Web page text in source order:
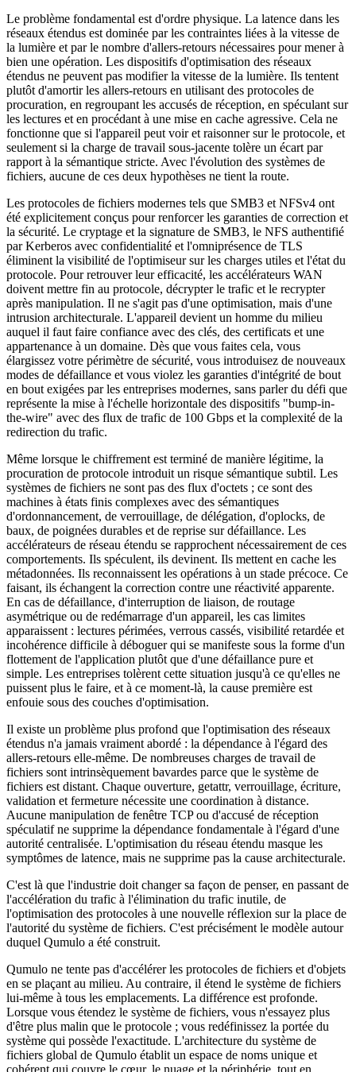
Le problème fondamental est d'ordre physique. La latence dans les
réseaux étendus est dominée par les contraintes liées à la vitesse de
la lumière et par le nombre d'allers-retours nécessaires pour mener à
bien une opération. Les dispositifs d'optimisation des réseaux
étendus ne peuvent pas modifier la vitesse de la lumière. Ils tentent
plutôt d'amortir les allers-retours en utilisant des protocoles de
procuration, en regroupant les accusés de réception, en spéculant sur
les lectures et en procédant à une mise en cache agressive. Cela ne
fonctionne que si l'appareil peut voir et raisonner sur le protocole, et
seulement si la charge de travail sous-jacente tolère un écart par
rapport à la sémantique stricte. Avec l'évolution des systèmes de
fichiers, aucune de ces deux hypothèses ne tient la route.
Les protocoles de fichiers modernes tels que SMB3 et NFSv4 ont
été explicitement conçus pour renforcer les garanties de correction et
la sécurité. Le cryptage et la signature de SMB3, le NFS authentifié
par Kerberos avec confidentialité et l'omniprésence de TLS
éliminent la visibilité de l'optimiseur sur les charges utiles et l'état du
protocole. Pour retrouver leur efficacité, les accélérateurs WAN
doivent mettre fin au protocole, décrypter le trafic et le recrypter
après manipulation. Il ne s'agit pas d'une optimisation, mais d'une
intrusion architecturale. L'appareil devient un homme du milieu
auquel il faut faire confiance avec des clés, des certificats et une
appartenance à un domaine. Dès que vous faites cela, vous
élargissez votre périmètre de sécurité, vous introduisez de nouveaux
modes de défaillance et vous violez les garanties d'intégrité de bout
en bout exigées par les entreprises modernes, sans parler du défi que
représente la mise à l'échelle horizontale des dispositifs "bump-in-
the-wire" avec des flux de trafic de 100 Gbps et la complexité de la
redirection du trafic.
Même lorsque le chiffrement est terminé de manière légitime, la
procuration de protocole introduit un risque sémantique subtil. Les
systèmes de fichiers ne sont pas des flux d'octets ; ce sont des
machines à états finis complexes avec des sémantiques
d'ordonnancement, de verrouillage, de délégation, d'oplocks, de
baux, de poignées durables et de reprise sur défaillance. Les
accélérateurs de réseau étendu se rapprochent nécessairement de ces
comportements. Ils spéculent, ils devinent. Ils mettent en cache les
métadonnées. Ils reconnaissent les opérations à un stade précoce. Ce
faisant, ils échangent la correction contre une réactivité apparente.
En cas de défaillance, d'interruption de liaison, de routage
asymétrique ou de redémarrage d'un appareil, les cas limites
apparaissent : lectures périmées, verrous cassés, visibilité retardée et
incohérence difficile à déboguer qui se manifeste sous la forme d'un
flottement de l'application plutôt que d'une défaillance pure et
simple. Les entreprises tolèrent cette situation jusqu'à ce qu'elles ne
puissent plus le faire, et à ce moment-là, la cause première est
enfouie sous des couches d'optimisation.
Il existe un problème plus profond que l'optimisation des réseaux
étendus n'a jamais vraiment abordé : la dépendance à l'égard des
allers-retours elle-même. De nombreuses charges de travail de
fichiers sont intrinsèquement bavardes parce que le système de
fichiers est distant. Chaque ouverture, getattr, verrouillage, écriture,
validation et fermeture nécessite une coordination à distance.
Aucune manipulation de fenêtre TCP ou d'accusé de réception
spéculatif ne supprime la dépendance fondamentale à l'égard d'une
autorité centralisée. L'optimisation du réseau étendu masque les
symptômes de latence, mais ne supprime pas la cause architecturale.
C'est là que l'industrie doit changer sa façon de penser, en passant de
l'accélération du trafic à l'élimination du trafic inutile, de
l'optimisation des protocoles à une nouvelle réflexion sur la place de
l'autorité du système de fichiers. C'est précisément le modèle autour
duquel Qumulo a été construit.
Qumulo ne tente pas d'accélérer les protocoles de fichiers et d'objets
en se plaçant au milieu. Au contraire, il étend le système de fichiers
lui-même à tous les emplacements. La différence est profonde.
Lorsque vous étendez le système de fichiers, vous n'essayez plus
d'être plus malin que le protocole ; vous redéfinissez la portée du
système qui possède l'exactitude. L'architecture du système de
fichiers global de Qumulo établit un espace de noms unique et